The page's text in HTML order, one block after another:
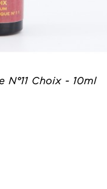
Choix - 10ml